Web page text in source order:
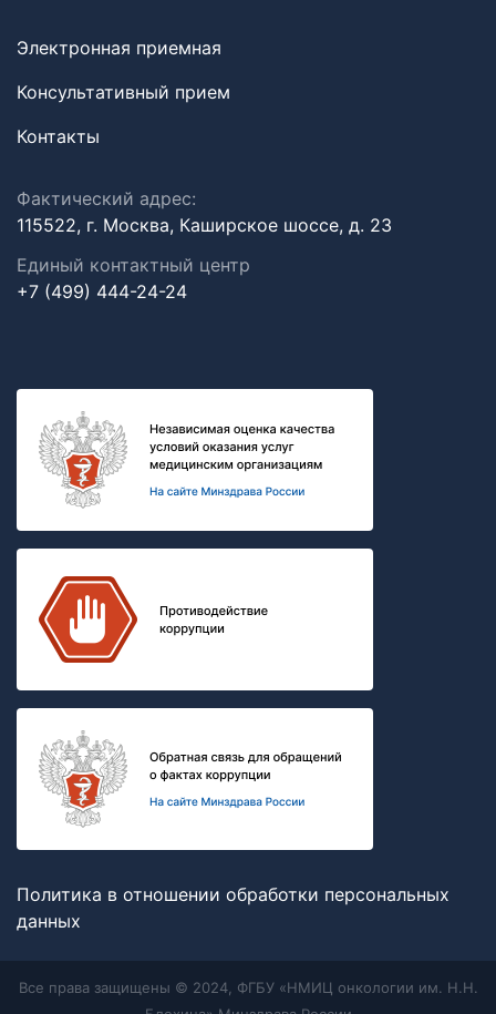
Электронная приемная
Консультативный прием
Контакты
Фактический адрес:
115522, г. Москва, Каширское шоссе, д. 23
Единый контактный центр
+7 (499) 444-24-24
Политика в отношении обработки персональных
данных
Все права защищены © 2024, ФГБУ «НМИЦ онкологии им. Н.Н.